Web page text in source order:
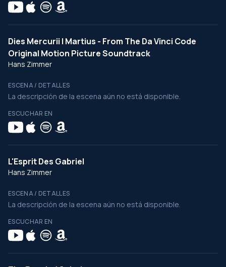
Dies Mercurii I Martius - From The Da Vinci Code
Original Motion Picture Soundtrack
Hans Zimmer
ESCENA / DETALLES
La descripción de la escena aún no está disponible.
ESCUCHAR EN
L'Esprit Des Gabriel
Hans Zimmer
ESCENA / DETALLES
La descripción de la escena aún no está disponible.
ESCUCHAR EN